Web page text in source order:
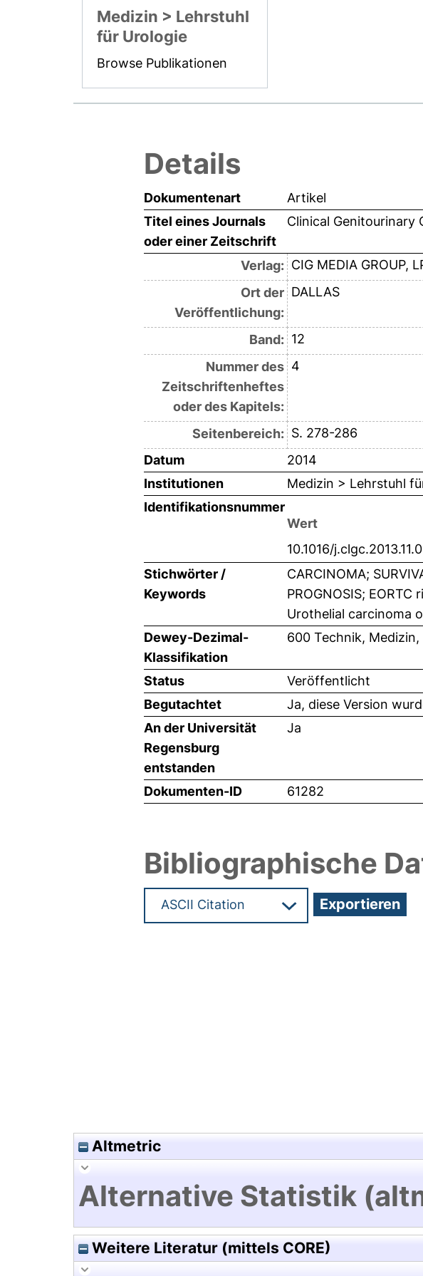
Medizin > Lehrstuhl
für Urologie
Browse Publikationen
Details
Dokumentenart
Artikel
Titel eines Journals
oder einer Zeitschrift
Clinical Genitourinary
Verlag: CIG MEDIA GROUP,
Ort der
Veröffentlichung:
DALLAS
Band: 12
Nummer des
Zeitschriftenheftes
oder des Kapitels:
4
Seitenbereich: S. 278-286
Datum
2014
Institutionen
Medizin > Lehrstuhl
Identifikationsnummer
Wert
10.1016/
Stichwörter /
Keywords
CARCINOMA;
PROGNOSIS;
Urothelial carcinoma
Dewey-Dezimal-
Klassifikation
600 Technik,
Status
Veröffentlicht
Begutachtet
Ja, diese Version
An der Universität
Regensburg
entstanden
Ja
Dokumenten-ID 61282
Bibliographische
Altmetric
Alternative Statistik
Weitere Literatur (mittels CORE)